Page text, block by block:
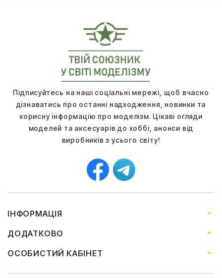
Підписуйтесь на наші соціальні мережі, щоб вчасно
дізнаватись про останні надходження, новинки та
корисну інформацію про моделізм. Цікаві огляди
моделей та аксесуарів до хоббі, анонси від
виробників з усього світу!
ІНФОРМАЦІЯ
ДОДАТКОВО
ОСОБИСТИЙ КАБІНЕТ